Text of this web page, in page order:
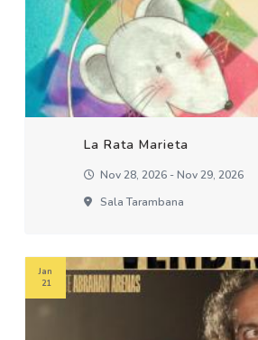
La Rata Marieta
Nov 28, 2026 - Nov 29, 2026
Sala Tarambana
Jan
21